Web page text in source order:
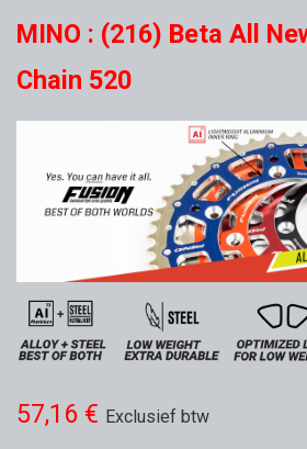
MINO : (216) Beta All
Chain 520
57,16 € Exclusief btw